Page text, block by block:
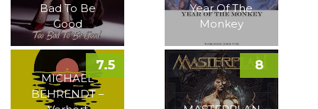
Bad To Be
Good
Year Of The
Monkey
MICHAEL
BEHRENDT –
7.5 8